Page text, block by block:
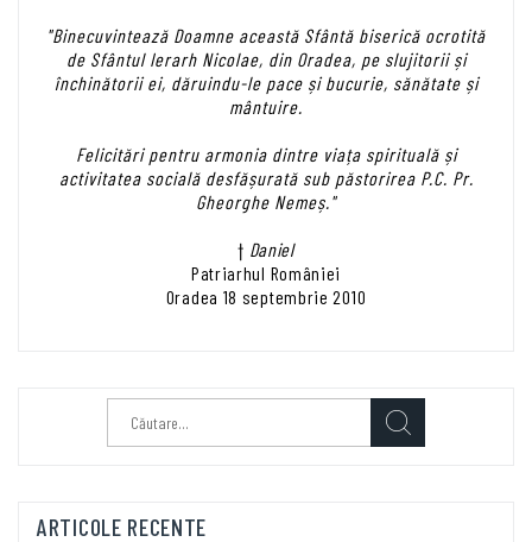
"Binecuvintează Doamne această Sfântă biserică ocrotită
de Sfântul Ierarh Nicolae, din Oradea, pe slujitorii și
închinătorii ei, dăruindu-le pace și bucurie, sănătate și
mântuire.
Felicitări pentru armonia dintre viața spirituală și
activitatea socială desfășurată sub păstorirea P.C. Pr.
Gheorghe Nemeș."
† Daniel
Patriarhul României
Oradea 18 septembrie 2010
după:
ARTICOLE RECENTE